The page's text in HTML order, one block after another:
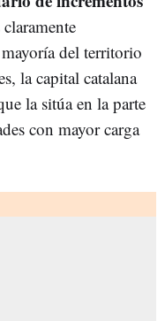
del territorio
la capital catalana
la sitúa en la parte
con mayor carga